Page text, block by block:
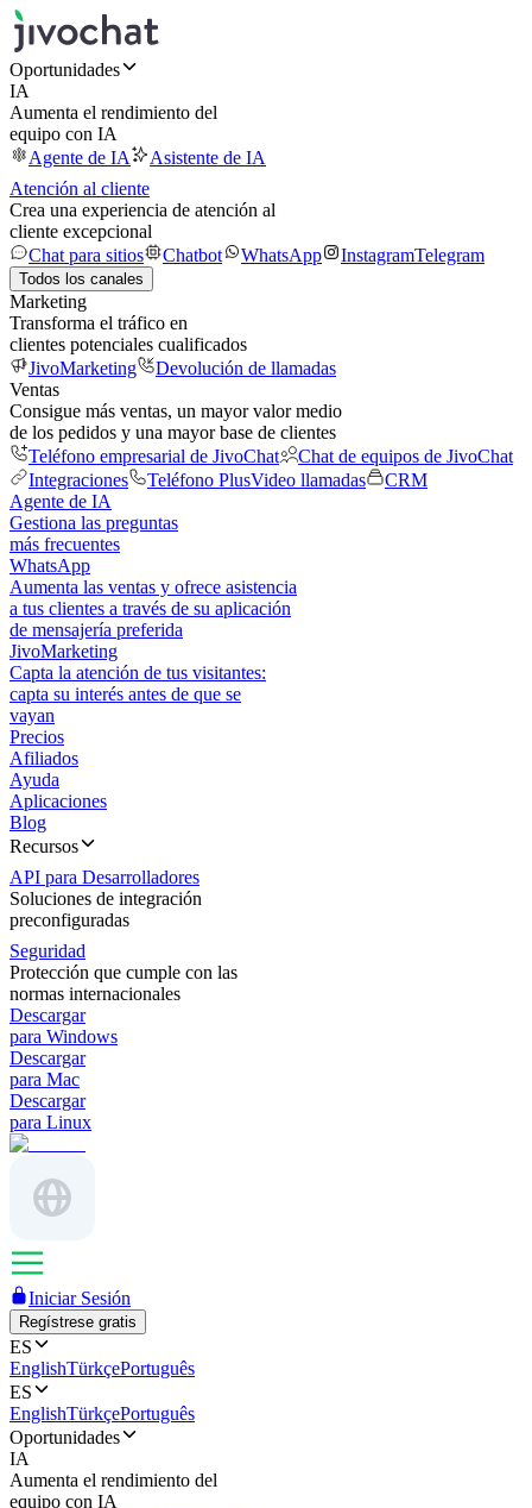
Oportunidades
IA
Aumenta el rendimiento del
equipo con IA
Agente de IA
Asistente de IA
Atención al cliente
Crea una experiencia de atención al
cliente excepcional
Chat para sitios
Chatbot WhatsApp InstagramTelegram
Todos los canales
Marketing
Transforma el tráfico en
clientes potenciales cualificados
JivoMarketing
Devolución de llamadas
Ventas
Consigue más ventas, un mayor valor medio
de los pedidos y una mayor base de clientes
Teléfono empresarial de JivoChat
Chat de equipos de JivoChat
Integraciones
Teléfono PlusVideo llamadas
CRM
Agente de IA
Gestiona las preguntas
más frecuentes
WhatsApp
Aumenta las ventas y ofrece asistencia
a tus clientes a través de su aplicación
de mensajería preferida
JivoMarketing
Capta la atención de tus visitantes:
capta su interés antes de que se
vayan
Precios
Afiliados
Ayuda
Aplicaciones
Blog
Recursos
API para Desarrolladores
Soluciones de integración
preconfiguradas
Seguridad
Protección que cumple con las
normas internacionales
Descargar
para Windows
Descargar
para Mac
Descargar
para Linux
Iniciar Sesión
Regístrese gratis
ES
EnglishTürkçePortuguês
ES
EnglishTürkçePortuguês
Oportunidades
IA
Aumenta el rendimiento del
equipo con IA